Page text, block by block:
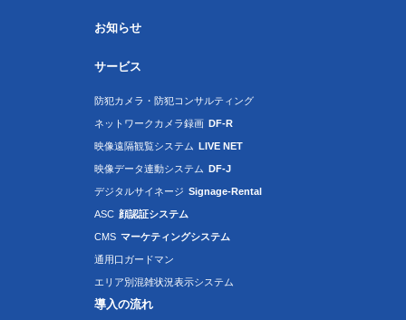
お知らせ
サービス
防犯カメラ・防犯コンサルティング
ネットワークカメラ録画 DF-R
映像遠隔観覧システム LIVE NET
映像データ連動システム DF-J
デジタルサイネージ Signage-Rental
ASC 顔認証システム
CMS マーケティングシステム
通用口ガードマン
エリア別混雑状況表示システム
導入の流れ